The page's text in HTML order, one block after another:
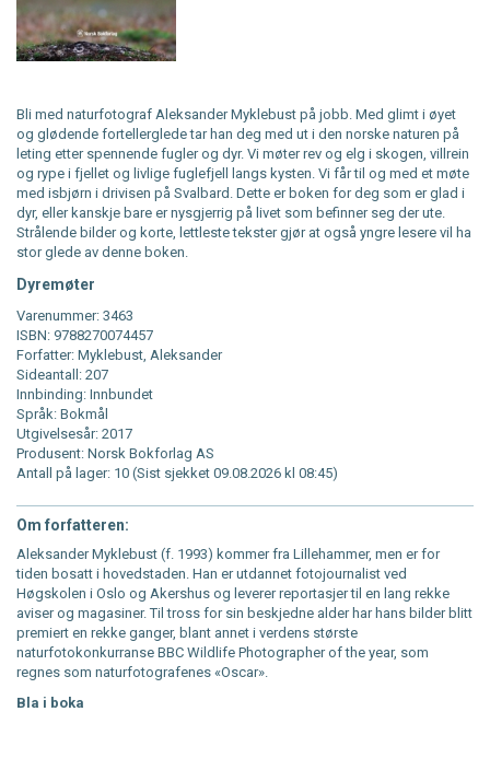
Bli med naturfotograf Aleksander Myklebust på jobb. Med glimt i øyet
og glødende fortellerglede tar han deg med ut i den norske naturen på
leting etter spennende fugler og dyr. Vi møter rev og elg i skogen, villrein
og rype i fjellet og livlige fuglefjell langs kysten. Vi får til og med et møte
med isbjørn i drivisen på Svalbard. Dette er boken for deg som er glad i
dyr, eller kanskje bare er nysgjerrig på livet som befinner seg der ute.
Strålende bilder og korte, lettleste tekster gjør at også yngre lesere vil ha
stor glede av denne boken.
Dyremøter
Varenummer: 3463
ISBN: 9788270074457
Forfatter: Myklebust, Aleksander
Sideantall: 207
Innbinding: Innbundet
Språk: Bokmål
Utgivelsesår: 2017
Produsent: Norsk Bokforlag AS
Antall på lager: 10 (Sist sjekket 09.08.2026 kl 08:45)
Om forfatteren:
Aleksander Myklebust (f. 1993) kommer fra Lillehammer, men er for
tiden bosatt i hovedstaden. Han er utdannet fotojournalist ved
Høgskolen i Oslo og Akershus og leverer reportasjer til en lang rekke
aviser og magasiner. Til tross for sin beskjedne alder har hans bilder blitt
premiert en rekke ganger, blant annet i verdens største
naturfotokonkurranse BBC Wildlife Photographer of the year, som
regnes som naturfotografenes «Oscar».
Bla i boka